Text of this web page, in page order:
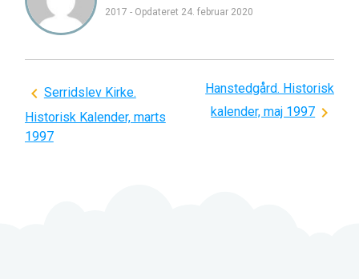
2017 - Opdateret 24. februar 2020
Indlægsnavigation
Serridslev Kirke.
Historisk Kalender, marts
1997
Hanstedgård. Historisk
kalender, maj 1997